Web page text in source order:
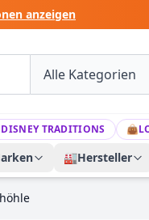
anzeigen
DISNEY TRADITIONS 👜
🏭Hersteller